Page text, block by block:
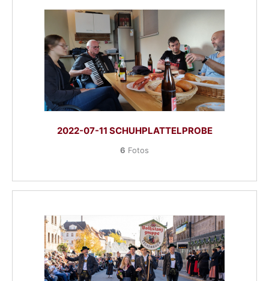
2022-07-11 SCHUHPLATTELPROBE
6 Fotos